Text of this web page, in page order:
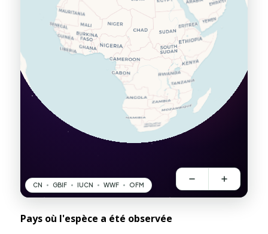
Pays où l'espèce a été observée